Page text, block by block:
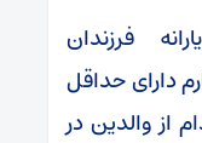
فرزندان
دارای حداقل
از والدین در